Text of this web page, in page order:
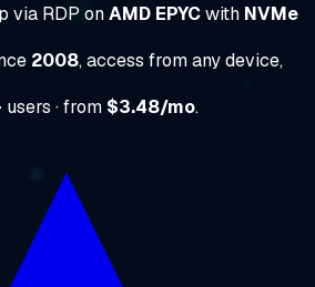
via RDP onAMD EPYCwith NVMe
2008, access from any device,
users · from $3.48/mo.